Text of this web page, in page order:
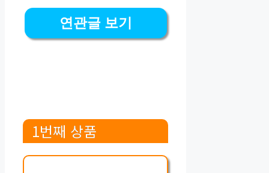
연관글 보기
1번째 상품